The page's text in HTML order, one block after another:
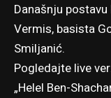
Današnju
Vermis, basista
Smiljanić.
Pogledajte live
„Helel Ben-